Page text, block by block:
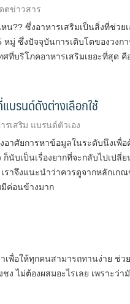
ตข่าวสาร
?? ซึ่งอาหารเสริมเป็นสิ่งที่ช่วย
มู่ ซึ่งปัจจุบันการเติบโตของวงก
ศที่บริโภคอาหารเสริมเยอะที่สุด คื
บรนด์ดังต่างเลือกใช้
รเสริม แบรนด์ตัวเอง
อาศัยการหาข้อมูลในระดับนึงเพื่อ
นับเป็นเรื่องยากที่จะกลับไปเปลี่ย
าจึงแนะนำว่าควรดูจากหลักเก
มีค่อนข้างมาก
เพื่อให้ทุกคนสามารถทานง่าย ช่ว
ง ไม่ต้องผสมอะไรเลย เพราะว่า